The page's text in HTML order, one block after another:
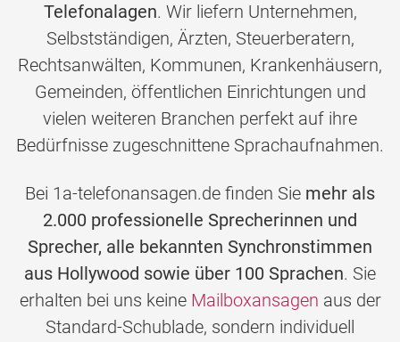
Telefonalagen. Wir liefern Unternehmen,
Selbstständigen, Ärzten, Steuerberatern,
Rechtsanwälten, Kommunen, Krankenhäusern,
Gemeinden, öffentlichen Einrichtungen und
vielen weiteren Branchen perfekt auf ihre
Bedürfnisse zugeschnittene Sprachaufnahmen.
Bei 1a-telefonansagen.de finden Sie mehr als
2.000 professionelle Sprecherinnen und
Sprecher, alle bekannten Synchronstimmen
aus Hollywood sowie über 100 Sprachen. Sie
erhalten bei uns keine Mailboxansagen aus der
Standard-Schublade, sondern individuell